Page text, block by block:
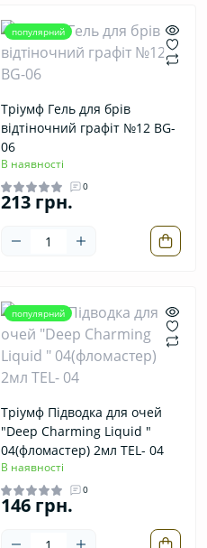
популярний
Тріумф Гель для брів
відтіночний графіт №12 BG-
06
В наявності
0
213 грн.
популярний
Тріумф Підводка для очей
"Deep Charming Liquid "
04(фломастер) 2мл ТЕL- 04
В наявності
0
146 грн.